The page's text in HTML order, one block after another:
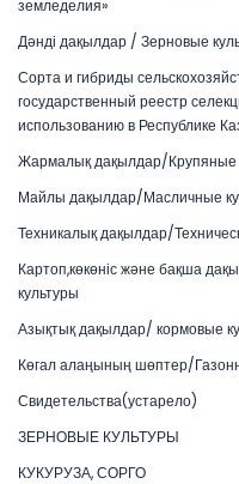
земледелия»
Дәнді дақылдар / Зерновые
Сорта и гибриды
государственный реестр
использованию в Республике
Жармалық дақылдар/Крупяные
Майлы дақылдар/Масличные
Техникалық дақылдар/
Картоп,көкөніс және бақша
культуры
Азықтық дақылдар/ кормовые
Көгал алаңының шөптер/
Свидетельства(устарело)
ЗЕРНОВЫЕ КУЛЬТУРЫ
КУКУРУЗА, СОРГО